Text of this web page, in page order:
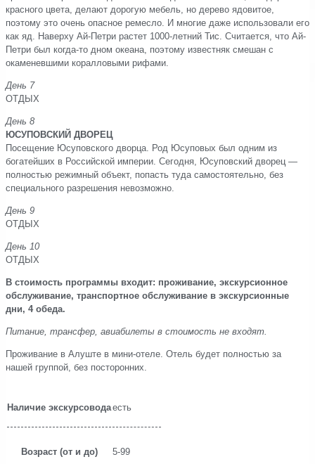
красного цвета, делают дорогую мебель, но дерево ядовитое,
поэтому это очень опасное ремесло. И многие даже использовали его
как яд. Наверху Ай-Петри растет 1000-летний Тис. Считается, что Ай-
Петри был когда-то дном океана, поэтому известняк смешан с
окаменевшими коралловыми рифами.
День 7
ОТДЫХ
День 8
ЮСУПОВСКИЙ ДВОРЕЦ
Посещение Юсуповского дворца. Род Юсуповых был одним из
богатейших в Российской империи. Сегодня, Юсуповский дворец —
полностью режимный объект, попасть туда самостоятельно, без
специального разрешения невозможно.
День 9
ОТДЫХ
День 10
ОТДЫХ
В стоимость программы входит: проживание, экскурсионное
обслуживание, транспортное обслуживание в экскурсионные
дни, 4 обеда.
Питание, трансфер, авиабилеты в стоимость не входят.
Проживание в Алуште в мини-отеле. Отель будет полностью за
нашей группой, без посторонних.
Наличие экскурсоводаесть
Возраст (от и до) 5-99